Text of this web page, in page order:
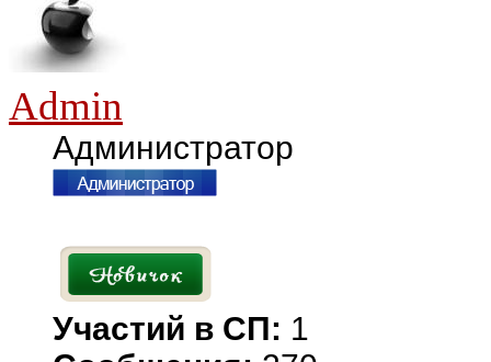
Admin
Администратор
Участий в СП: 1